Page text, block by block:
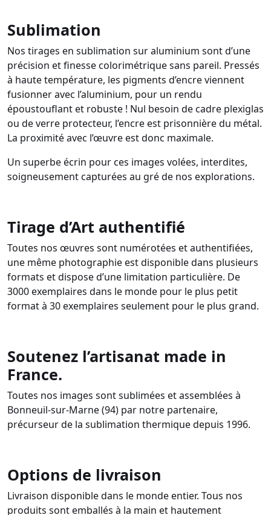
Sublimation
Nos tirages en sublimation sur aluminium sont d’une
précision et finesse colorimétrique sans pareil. Pressés
à haute température, les pigments d’encre viennent
fusionner avec l’aluminium, pour un rendu
époustouflant et robuste ! Nul besoin de cadre plexiglas
ou de verre protecteur, l’encre est prisonnière du métal.
La proximité avec l’œuvre est donc maximale.
Un superbe écrin pour ces images volées, interdites,
soigneusement capturées au gré de nos explorations.
Tirage d’Art authentifié
Toutes nos œuvres sont numérotées et authentifiées,
une même photographie est disponible dans plusieurs
formats et dispose d’une limitation particulière. De
3000 exemplaires dans le monde pour le plus petit
format à 30 exemplaires seulement pour le plus grand.
Soutenez l’artisanat made in
France.
Toutes nos images sont sublimées et assemblées à
Bonneuil-sur-Marne (94) par notre partenaire,
précurseur de la sublimation thermique depuis 1996.
Options de livraison
Livraison disponible dans le monde entier. Tous nos
produits sont emballés à la main et hautement